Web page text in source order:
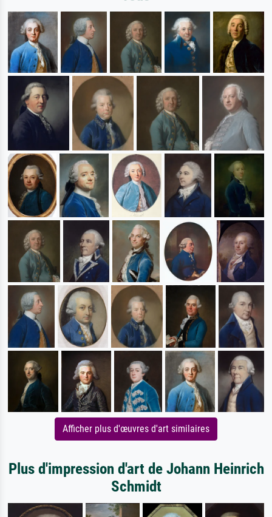
Afficher plus d'œuvres d'art similaires
Plus d'impression d'art de Johann Heinrich
Schmidt